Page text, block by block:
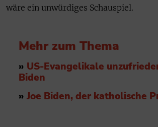
wäre ein unwürdiges Schauspiel.
Mehr zum Thema
» US-Evangelikale
Biden
» Joe Biden, der katholische